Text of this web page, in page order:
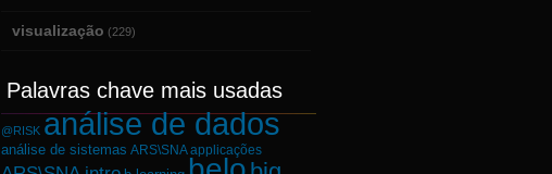
visualização (229)
Palavras chave mais usadas
@RISK análise de dados
análise de sistemas ARS\SNA applicações